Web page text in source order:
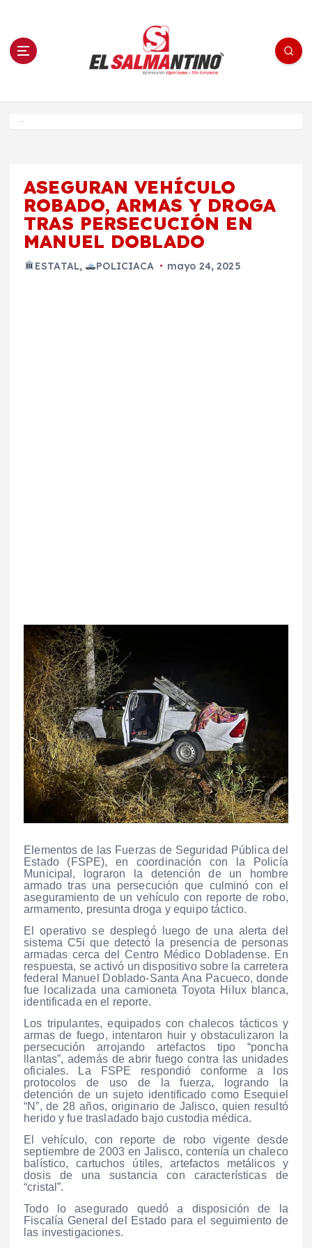
n El Salmantino - medios/noticias/editorial
ASEGURAN VEHÍCULO
ROBADO, ARMAS Y DROGA
TRAS PERSECUCIÓN EN
MANUEL DOBLADO
ESTATAL, POLICIACA mayo 24, 2025
Elementos de las Fuerzas de Seguridad Pública del
Estado (FSPE), en coordinación con la Policía
Municipal, lograron la detención de un hombre
armado tras una persecución que culminó con el
aseguramiento de un vehículo con reporte de robo,
armamento, presunta droga y equipo táctico.
El operativo se desplegó luego de una alerta del
sistema C5i que detectó la presencia de personas
armadas cerca del Centro Médico Dobladense. En
respuesta, se activó un dispositivo sobre la carretera
federal Manuel Doblado-Santa Ana Pacueco, donde
fue localizada una camioneta Toyota Hilux blanca,
identificada en el reporte.
Los tripulantes, equipados con chalecos tácticos y
armas de fuego, intentaron huir y obstaculizaron la
persecución arrojando artefactos tipo “poncha
llantas”, además de abrir fuego contra las unidades
oficiales. La FSPE respondió conforme a los
protocolos de uso de la fuerza, logrando la
detención de un sujeto identificado como Esequiel
“N”, de 28 años, originario de Jalisco, quien resultó
herido y fue trasladado bajo custodia médica.
El vehículo, con reporte de robo vigente desde
septiembre de 2003 en Jalisco, contenía un chaleco
balístico, cartuchos útiles, artefactos metálicos y
dosis de una sustancia con características de
“cristal”.
Todo lo asegurado quedó a disposición de la
Fiscalía General del Estado para el seguimiento de
las investigaciones.